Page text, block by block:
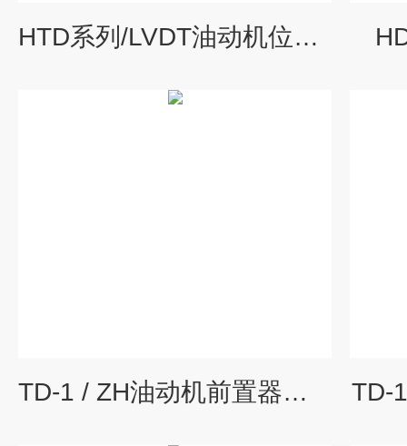
HTD系列/LVDT油动机位移传感器
TD-1 / ZH油动机前置器位移变送器 TD-